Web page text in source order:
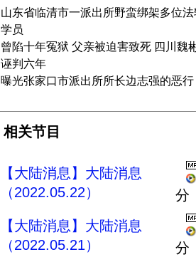
山东省临清市一派出所野蛮绑架多位法
学员
曾陷十年冤狱 父亲被迫害致死 四川魏
诬判六年
曝光张家口市派出所所长边志强的恶行
相关节目
【大陆消息】大陆消息
（2022.05.22）
分
【大陆消息】大陆消息
（2022.05.21）
分